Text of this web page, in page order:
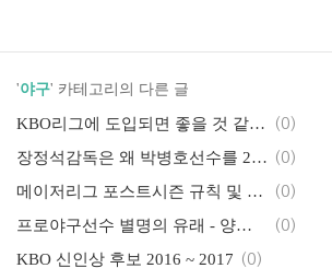
'야구' 카테고리의 다른 글
KBO리그에 도입되면 좋을 것 같은 제도들 (0)
장정석감독은 왜 박병호선수를 2번타자로 기용할까? (0)
메이저리그 포스트시즌 규칙 및 대진 방식 (0)
프로야구선수 별명의 유래 - 양현종(안쪼, 대투수) (0)
KBO 신인상 후보 2016 ~ 2017 (0)